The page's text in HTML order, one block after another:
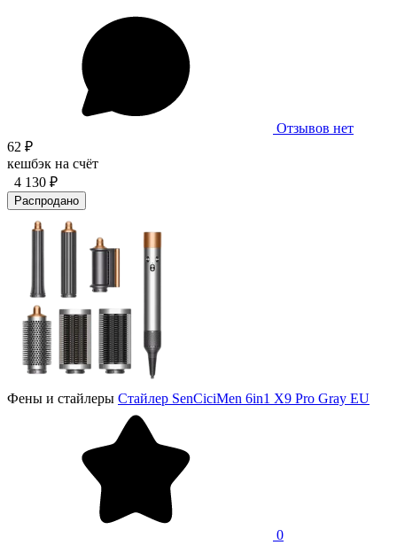
Отзывов нет
62 ₽
кешбэк на счёт
4 130 ₽
Распродано
Фены и стайлеры Стайлер SenCiciMen 6in1 X9 Pro Gray EU
0